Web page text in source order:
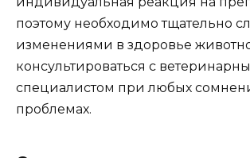
поэтому необходимо тщательно
изменениями в здоровье
консультироваться с
специалистом при любых
проблемах.